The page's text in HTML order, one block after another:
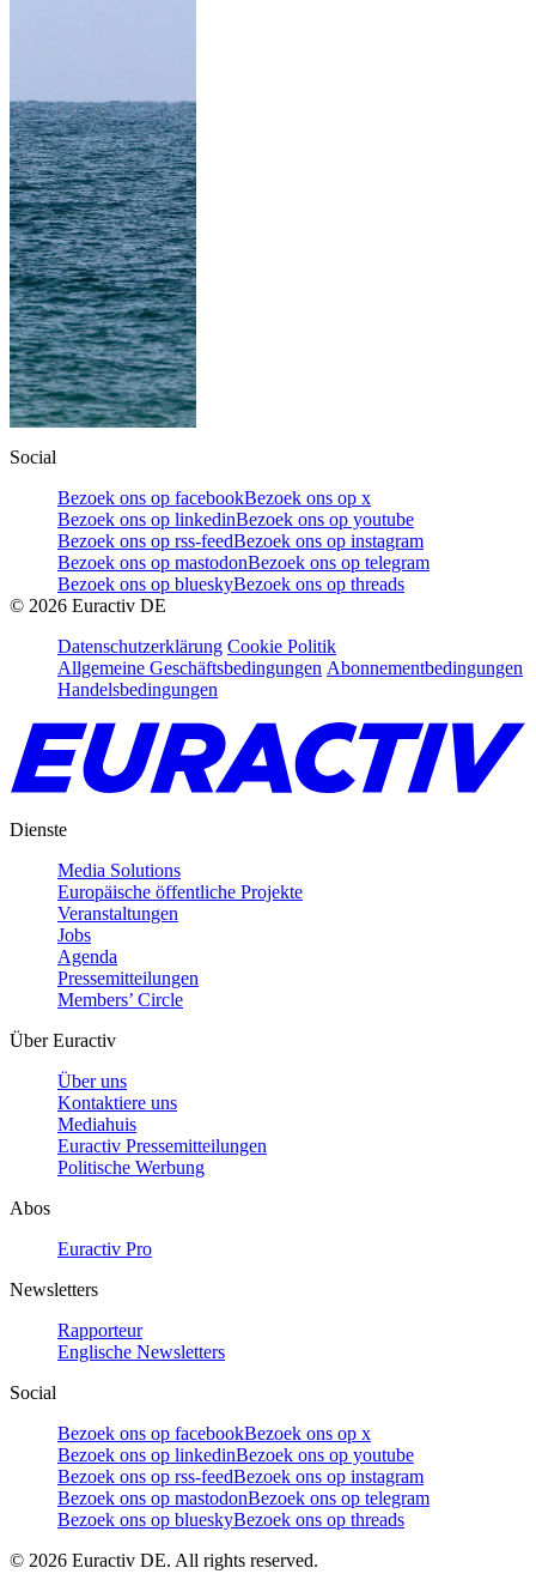
Social
Bezoek ons op facebookBezoek ons op x
Bezoek ons op linkedinBezoek ons op youtube
Bezoek ons op rss-feedBezoek ons op instagram
Bezoek ons op mastodonBezoek ons op telegram
Bezoek ons op blueskyBezoek ons op threads
© 2026 Euractiv DE
Datenschutzerklärung Cookie Politik
Allgemeine Geschäftsbedingungen Abonnementbedingungen
Handelsbedingungen
Dienste
Media Solutions
Europäische öffentliche Projekte
Veranstaltungen
Jobs
Agenda
Pressemitteilungen
Members’ Circle
Über Euractiv
Über uns
Kontaktiere uns
Mediahuis
Euractiv Pressemitteilungen
Politische Werbung
Abos
Euractiv Pro
Newsletters
Rapporteur
Englische Newsletters
Social
Bezoek ons op facebookBezoek ons op x
Bezoek ons op linkedinBezoek ons op youtube
Bezoek ons op rss-feedBezoek ons op instagram
Bezoek ons op mastodonBezoek ons op telegram
Bezoek ons op blueskyBezoek ons op threads
© 2026 Euractiv DE. All rights reserved.